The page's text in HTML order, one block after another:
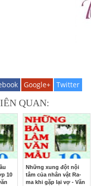
Google+ Twitter
QUAN:
10
Những xung đột nội
tâm của nhân vật Ra-
ma khi gặp lại vợ - Văn